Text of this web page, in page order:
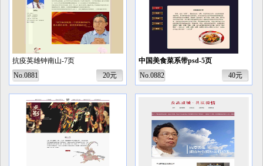
抗疫英雄钟南山-7页
No.0881
20元
中国美食菜系带psd-5页
No.0882
40元